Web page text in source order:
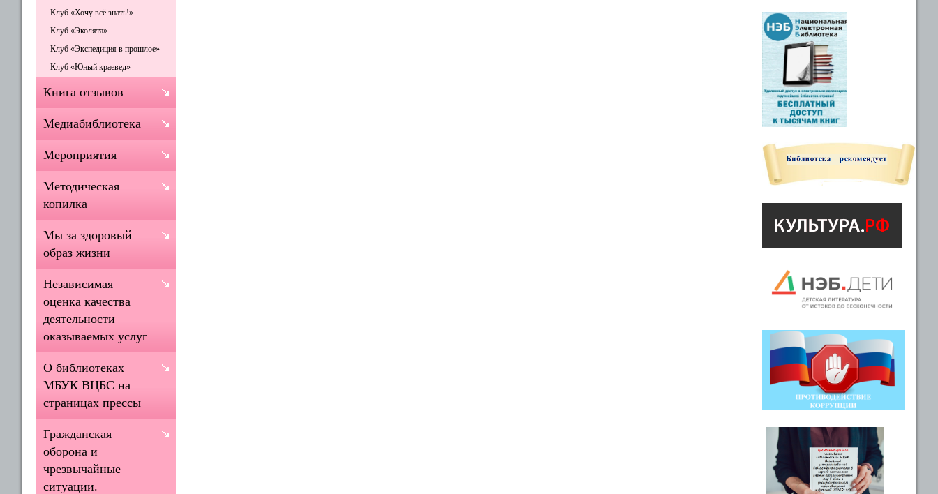
Клуб «Хочу всё знать!»
Клуб «Эколята»
Клуб «Экспедиция в прошлое»
Клуб «Юный краевед»
Книга отзывов
Медиабиблиотека
Мероприятия
Методическая
копилка
Мы за здоровый
образ жизни
Независимая
оценка качества
деятельности
оказываемых услуг
О библиотеках
МБУК ВЦБС на
страницах прессы
Гражданская
оборона и
чрезвычайные
ситуации.